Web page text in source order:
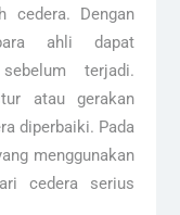
cedera. Dengan
ahli dapat
terjadi.
atau gerakan
diperbaiki. Pada
menggunakan
cedera serius